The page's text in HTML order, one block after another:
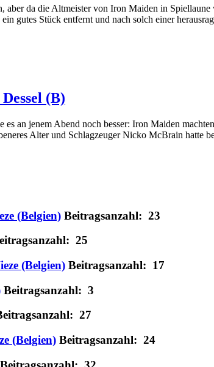
da die Altmeister von Iron Maiden in
Stück entfernt und nach solch einer
(B)
an jenem Abend noch besser: Iron Maiden
Alter und Schlagzeuger Nicko McBrain hatte
(Belgien) Beitragsanzahl: 23
25
(Belgien) Beitragsanzahl: 17
Beitragsanzahl: 3
27
(Belgien) Beitragsanzahl: 24